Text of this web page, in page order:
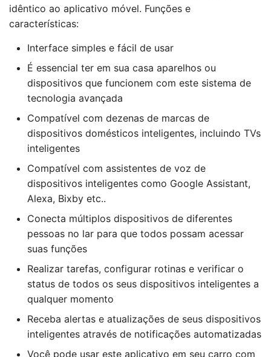
idêntico ao aplicativo móvel. Funções e
características:
Interface simples e fácil de usar
É essencial ter em sua casa aparelhos ou
dispositivos que funcionem com este sistema de
tecnologia avançada
Compatível com dezenas de marcas de
dispositivos domésticos inteligentes, incluindo TVs
inteligentes
Compatível com assistentes de voz de
dispositivos inteligentes como Google Assistant,
Alexa, Bixby etc..
Conecta múltiplos dispositivos de diferentes
pessoas no lar para que todos possam acessar
suas funções
Realizar tarefas, configurar rotinas e verificar o
status de todos os seus dispositivos inteligentes a
qualquer momento
Receba alertas e atualizações de seus dispositivos
inteligentes através de notificações automatizadas
Você pode usar este aplicativo em seu carro com